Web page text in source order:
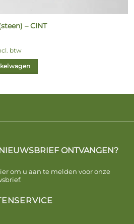
– CINT
btw
ONTVANGEN?
om u aan te melden voor onze